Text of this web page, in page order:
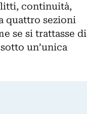
continuità,
quattro sezioni
se si trattasse di
un’unica